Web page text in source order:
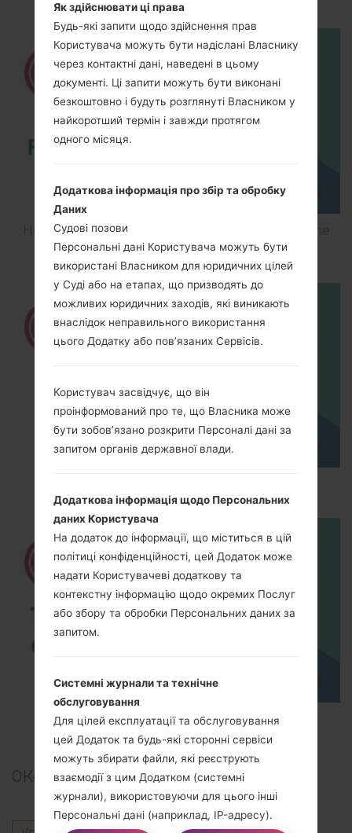
How to Flash Stock Firmware on LG Smartphone
using LG UP?
TOP 5 SECRET CODES for LG!
0Коментарі
Як здійснювати ці права
Будь-які запити щодо здійснення прав
Користувача можуть бути надіслані Власнику
через контактні дані, наведені в цьому
документі. Ці запити можуть бути виконані
безкоштовно і будуть розглянуті Власником у
найкоротший термін і завжди протягом
одного місяця.
Додаткова інформація про збір та обробку
Даних
Судові позови
Персональні дані Користувача можуть бути
використані Власником для юридичних цілей
у Суді або на етапах, що призводять до
можливих юридичних заходів, які виникають
внаслідок неправильного використання
цього Додатку або пов’язаних Сервісів.
Користувач засвідчує, що він
проінформований про те, що Власника може
бути зобов’язано розкрити Персоналі дані за
запитом органів державної влади.
Додаткова інформація щодо Персональних
даних Користувача
На додаток до інформації, що міститься в цій
політиці конфіденційності, цей Додаток може
надати Користувачеві додаткову та
контекстну інформацію щодо окремих Послуг
або збору та обробки Персональних даних за
запитом.
Системні журнали та технічне
обслуговування
Для цілей експлуатації та обслуговування
цей Додаток та будь-які сторонні сервіси
можуть збирати файли, які реєструють
взаємодії з цим Додатком (системні
журнали), використовуючи для цього інші
Персональні дані (наприклад, IP-адресу).